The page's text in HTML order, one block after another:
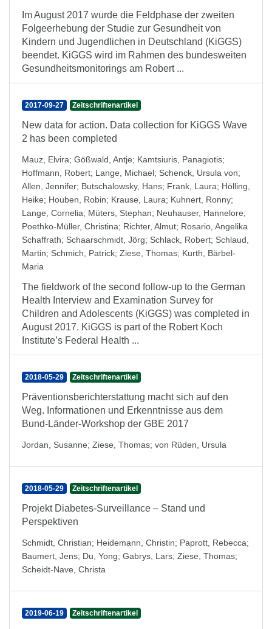
Im August 2017 wurde die Feldphase der zweiten
Folgeerhebung der Studie zur Gesundheit von
Kindern und Jugendlichen in Deutschland (KiGGS)
beendet. KiGGS wird im Rahmen des bundesweiten
Gesundheitsmonitorings am Robert ...
2017-09-27 Zeitschriftenartikel
New data for action. Data collection for KiGGS Wave
2 has been completed
Mauz, Elvira; Gößwald, Antje; Kamtsiuris, Panagiotis;
Hoffmann, Robert; Lange, Michael; Schenck, Ursula von;
Allen, Jennifer; Butschalowsky, Hans; Frank, Laura; Hölling,
Heike; Houben, Robin; Krause, Laura; Kuhnert, Ronny;
Lange, Cornelia; Müters, Stephan; Neuhauser, Hannelore;
Poethko-Müller, Christina; Richter, Almut; Rosario, Angelika
Schaffrath; Schaarschmidt, Jörg; Schlack, Robert; Schlaud,
Martin; Schmich, Patrick; Ziese, Thomas; Kurth, Bärbel-
Maria
The fieldwork of the second follow-up to the German
Health Interview and Examination Survey for
Children and Adolescents (KiGGS) was completed in
August 2017. KiGGS is part of the Robert Koch
Institute’s Federal Health ...
2018-05-29 Zeitschriftenartikel
Präventionsberichterstattung macht sich auf den
Weg. Informationen und Erkenntnisse aus dem
Bund-Länder-Workshop der GBE 2017
Jordan, Susanne; Ziese, Thomas; von Rüden, Ursula
2018-05-29 Zeitschriftenartikel
Projekt Diabetes-Surveillance – Stand und
Perspektiven
Schmidt, Christian; Heidemann, Christin; Paprott, Rebecca;
Baumert, Jens; Du, Yong; Gabrys, Lars; Ziese, Thomas;
Scheidt-Nave, Christa
2019-06-19 Zeitschriftenartikel